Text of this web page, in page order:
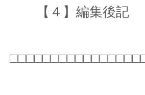
【４】編集後記